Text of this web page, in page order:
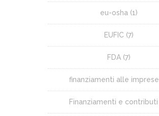
eu-osha (1)
EUFIC (7)
FDA (7)
finanziamenti alle imprese
Finanziamenti e contributi